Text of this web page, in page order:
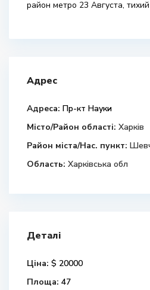
район метро 23 Августа,
Адрес
Адреса: Пр-кт Науки
Місто/Район області: Харків
Район міста/Нас. пункт:
Область: Харківська обл
Деталі
Ціна: $ 20000
Площа: 47